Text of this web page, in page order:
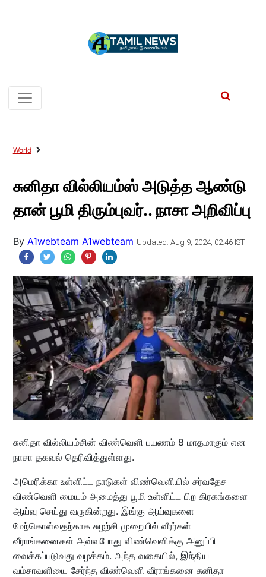
World
சுனிதா வில்லியம்ஸ் அடுத்த ஆண்டு
தான் பூமி திரும்புவர்.. நாசா அறிவிப்பு
By A1webteam A1webteam Updated: Aug 9, 2024, 02:46 IST
சுனிதா வில்லியம்சின் விண்வெளி பயணம் 8 மாதமாகும் என
நாசா தகவல் தெரிவித்துள்ளது.
அமெரிக்கா உள்ளிட்ட நாடுகள் விண்வெளியில் சர்வதேச
விண்வெளி மையம் அமைத்து பூமி உள்ளிட்ட பிற கிரகங்களை
ஆய்வு செய்து வருகின்றது. இங்கு ஆய்வுகளை
மேற்கொள்வதற்காக சுழற்சி முறையில் வீரர்கள்
வீராங்கனைகள் அவ்வபோது விண்வெளிக்கு அனுப்பி
வைக்கப்படுவது வழக்கம். அந்த வகையில், இந்திய
வம்சாவளியை சேர்ந்த விண்வெளி வீராங்கனை சுனிதா